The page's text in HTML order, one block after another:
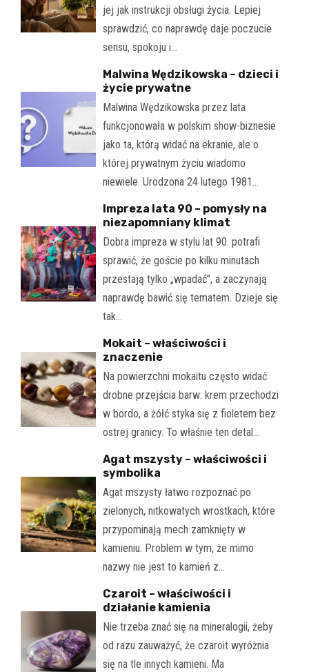
jej jak instrukcji obsługi życia. Lepiej
sprawdzić, co naprawdę daje poczucie
sensu, spokoju i…
Malwina Wędzikowska – dzieci i
życie prywatne
Malwina Wędzikowska przez lata
funkcjonowała w polskim show-biznesie
jako ta, którą widać na ekranie, ale o
której prywatnym życiu wiadomo
niewiele. Urodzona 24 lutego 1981…
Impreza lata 90 – pomysły na
niezapomniany klimat
Dobra impreza w stylu lat 90. potrafi
sprawić, że goście po kilku minutach
przestają tylko „wpadać”, a zaczynają
naprawdę bawić się tematem. Dzieje się
tak…
Mokait – właściwości i
znaczenie
Na powierzchni mokaitu często widać
drobne przejścia barw: krem przechodzi
w bordo, a żółć styka się z fioletem bez
ostrej granicy. To właśnie ten detal…
Agat mszysty – właściwości i
symbolika
Agat mszysty łatwo rozpoznać po
zielonych, nitkowatych wrostkach, które
przypominają mech zamknięty w
kamieniu. Problem w tym, że mimo
nazwy nie jest to kamień z…
Czaroit – właściwości i
działanie kamienia
Nie trzeba znać się na mineralogii, żeby
od razu zauważyć, że czaroit wyróżnia
się na tle innych kamieni. Ma